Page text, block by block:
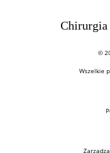
Chirurgia
©
Wszelkie